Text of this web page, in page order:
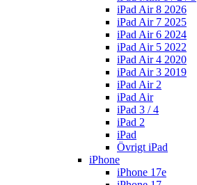
iPad Air 8 2026
iPad Air 7 2025
iPad Air 6 2024
iPad Air 5 2022
iPad Air 4 2020
iPad Air 3 2019
iPad Air 2
iPad Air
iPad 3 / 4
iPad 2
iPad
Övrigt iPad
iPhone
iPhone 17e